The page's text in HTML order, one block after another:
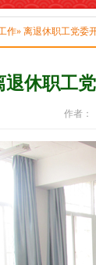
作» 离退休职工党委
退休职工
作者